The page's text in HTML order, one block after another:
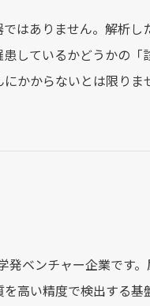
はありません。解析
しているかどうかの
かからないとは限りま
ベンチャー企業です
高い精度で検出する